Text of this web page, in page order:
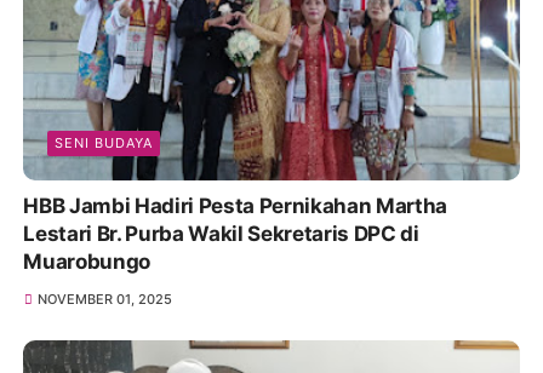
SENI BUDAYA
HBB Jambi Hadiri Pesta Pernikahan Martha
Lestari Br. Purba Wakil Sekretaris DPC di
Muarobungo
NOVEMBER 01, 2025